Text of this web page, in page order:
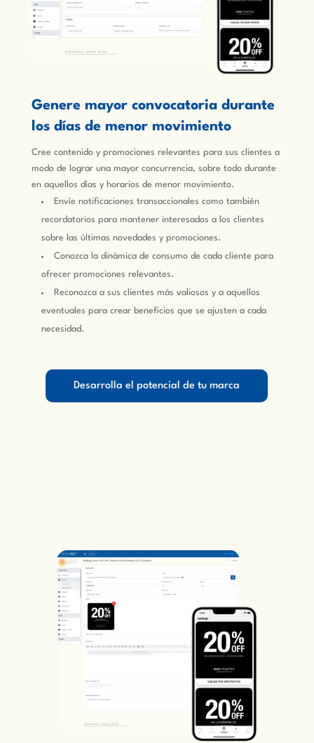
Genere mayor convocatoria durante
los días de menor movimiento
Cree contenido y promociones relevantes para sus clientes a
modo de lograr una mayor concurrencia, sobre todo durante
en aquellos días y horarios de menor movimiento.
Envíe notificaciones transaccionales como también
recordatorios para mantener interesados a los clientes
sobre las últimas novedades y promociones.
Conozca la dinámica de consumo de cada cliente para
ofrecer promociones relevantes.
Reconozca a sus clientes más valiosos y a aquellos
eventuales para crear beneficios que se ajusten a cada
necesidad.
Desarrolla el potencial de tu marca